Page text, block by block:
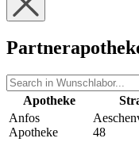
Apotheke
Anfos
Apotheke
48